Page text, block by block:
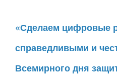
«Сделаем цифровые
справедливыми и
Всемирного дня